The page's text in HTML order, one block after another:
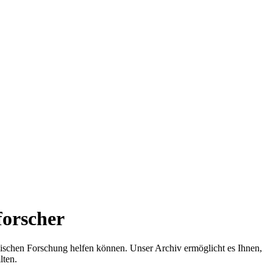
Forschung helfen können. Unser Archiv ermöglicht es Ihnen,